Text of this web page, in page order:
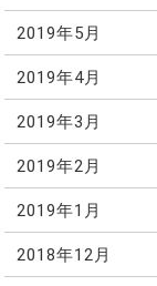
2019年5月
2019年4月
2019年3月
2019年2月
2019年1月
2018年12月